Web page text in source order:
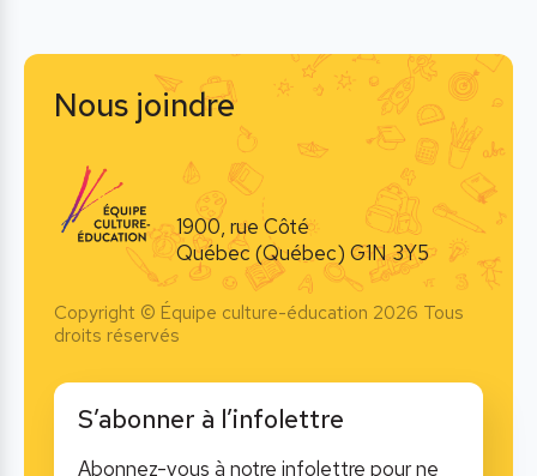
Nous joindre
1900, rue Côté
Québec (Québec) G1N 3Y5
Copyright © Équipe culture-éducation 2026 Tous
droits réservés
S’abonner à l’infolettre
Abonnez-vous à notre infolettre pour ne